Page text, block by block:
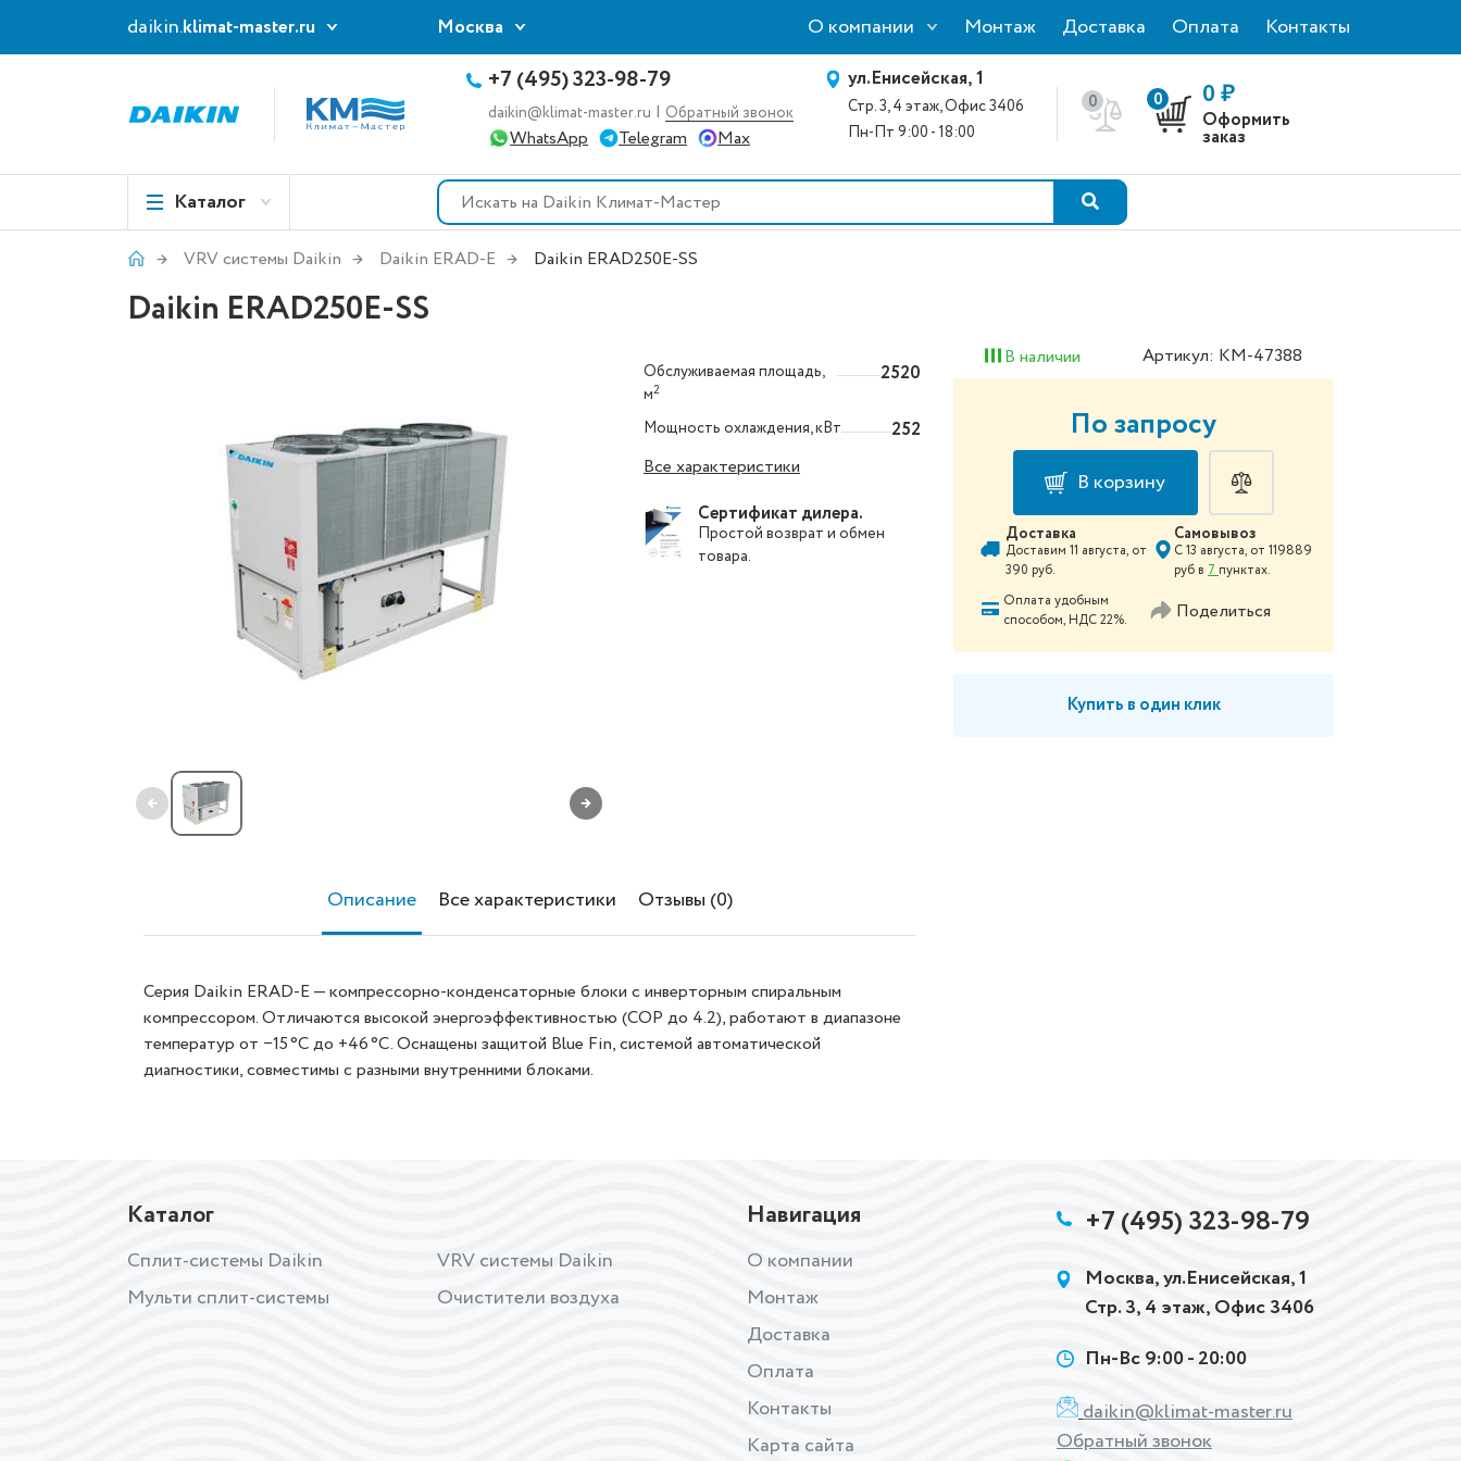
daikin.klimat-master.ru Москва О компании Монтаж Доставка Оплата Контакты
+7 (495) 323-98-79
daikin@klimat-master.ru | Обратный звонок
WhatsApp Telegram Max
ул.Енисейская, 1
Стр. 3, 4 этаж, Офис 3406
Пн-Пт 9:00 - 18:00
0 0 0 ₽
Оформить
заказ
Каталог
VRV системы Daikin Daikin ERAD-E Daikin ERAD250E-SS
Daikin ERAD250E-SS
← →
Обслуживаемая площадь,
м2
2520
Мощность охлаждения, кВт
252
Все характеристики
Сертификат дилера.
Простой возврат и обмен
товара.
В наличии Артикул: КМ-47388
По запросу
В корзину
Доставка
Доставим 11 августа, от
390 руб.
Самовывоз
С13 августа, от 119889
руб в 7 пунктах.
Оплата удобным
способом, НДС 22%.
Поделиться
Купить в один клик
Описание Все характеристики Отзывы (0)
Серия Daikin ERAD‑E — компрессорно‑конденсаторные блоки с инверторным спиральным
компрессором. Отличаются высокой энергоэффективностью (COP до 4.2), работают в диапазоне
температур от −15 °C до +46 °C. Оснащены защитой Blue Fin, системой автоматической
диагностики, совместимы с разными внутренними блоками.
Каталог
Сплит-системы Daikin
Мульти сплит-системы
VRV системы Daikin
Очистители воздуха
Навигация
О компании
Монтаж
Доставка
Оплата
Контакты
Карта сайта
+7 (495) 323-98-79
Москва, ул.Енисейская, 1
Стр. 3, 4 этаж, Офис 3406
Пн-Вс 9:00 - 20:00
daikin@klimat-master.ru
Обратный звонок